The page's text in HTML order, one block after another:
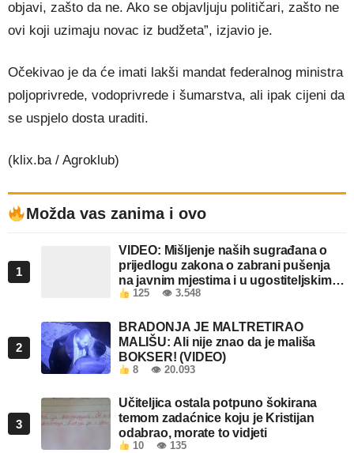
objavi, zašto da ne. Ako se objavljuju političari, zašto ne
ovi koji uzimaju novac iz budžeta”, izjavio je.
Očekivao je da će imati lakši mandat federalnog ministra
poljoprivrede, vodoprivrede i šumarstva, ali ipak cijeni da
se uspjelo dosta uraditi.
(klix.ba / Agroklub)
Možda vas zanima i ovo
1
VIDEO: Mišljenje naših sugrađana o
prijedlogu zakona o zabrani pušenja
na javnim mjestima i u ugostiteljskim
objektima u FBiH
125 👁 3.548
2
BRADONJA JE MALTRETIRAO
MALIŠU: Ali nije znao da je mališa
BOKSER! (VIDEO)
8 👁 20.093
3
Učiteljica ostala potpuno šokirana
temom zadaćnice koju je Kristijan
odabrao, morate to vidjeti
10 👁 135